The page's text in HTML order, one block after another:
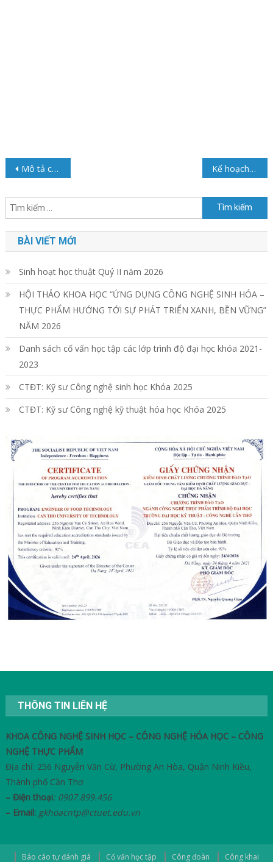
Điều
hướng
bài
viết
Mô tả chương trình dạy học CNTP Kế hoạch phân công phục vụ đợt khảo sát sơ bộ CTĐT ngành Công nghệ thực phẩm
kiếm
cho:
BÀI VIẾT MỚI
Sinh hoạt học thuật Quý II năm 2026
HỘI THẢO KHOA HỌC “ỨNG DỤNG CÔNG NGHỆ SINH HÓA –
THỰC PHẨM HƯỚNG TỚI SỰ PHÁT TRIỂN XANH, BỀN VỮNG”
NĂM 2026
Danh sách cố vấn học tập các lớp trình độ đại học khóa 2021-
2023
CTĐT: Kỹ sư Công nghệ sinh học Khóa 2025
CTĐT: Kỹ sư Công nghệ kỹ thuật hóa học Khóa 2025
THÔNG TIN LIÊN HỆ
KHOA CÔNG NGHỆ SINH HỌC – CÔNG NGHỆ HÓA HỌC – CÔNG
NGHỆ THỰC PHẨM
Địa chỉ: 256 Nguyễn Văn Cừ, Phường An Hòa, Quận Ninh Kiều,
Thành phố Cần Thơ
– Điện thoại: 0907.899.456
– Email: gkhoacntp@ctuet.edu.vn
Báo cáo tự đánh giá Cố vấn học tập Công đoàn Công khai